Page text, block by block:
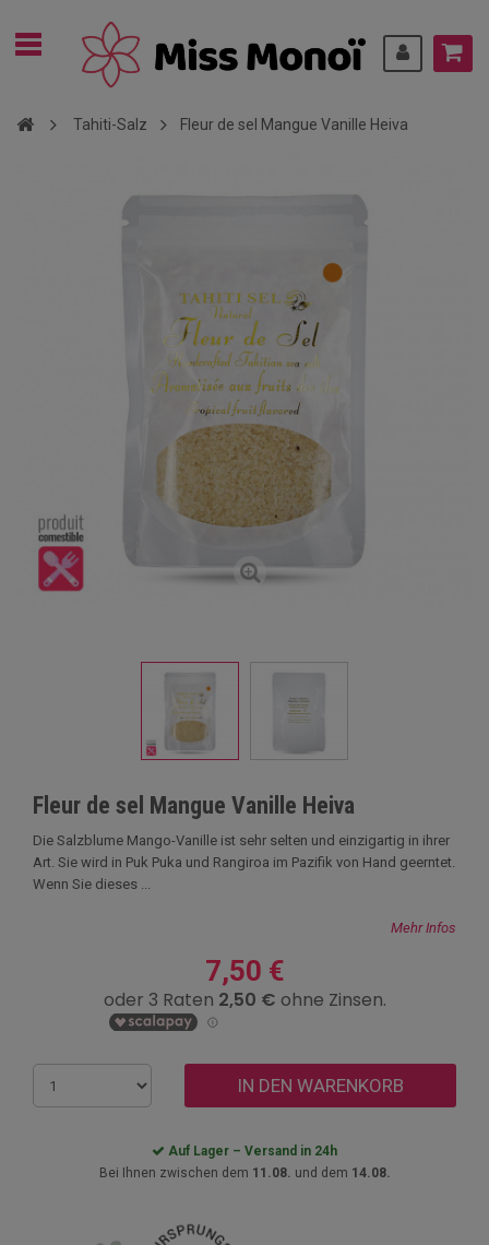
Tahiti-Salz Fleur de sel Mangue Vanille Heiva
Fleur de sel Mangue Vanille Heiva
Die Salzblume Mango-Vanille ist sehr selten und einzigartig in ihrer
Art. Sie wird in Puk Puka und Rangiroa im Pazifik von Hand geerntet.
Wenn Sie dieses ...
Mehr Infos
7,50 €
IN DEN WARENKORB
Auf Lager – Versand in 24h
Bei Ihnen zwischen dem 11.08. und dem 14.08.